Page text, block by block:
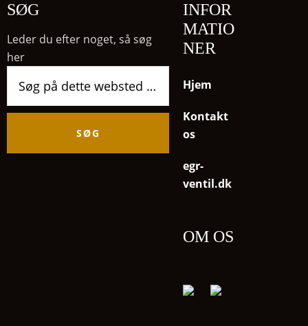
SØG
Leder du efter noget, så søg
her
dette
websted
INFOR
MATIO
NER
Hjem
Kontakt
os
egr-
ventil.dk
OM OS